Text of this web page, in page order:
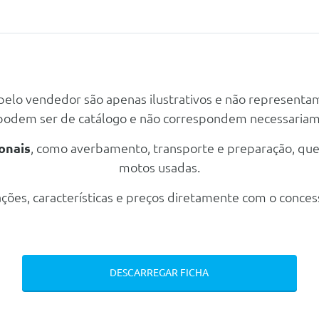
vendedor são apenas ilustrativos e não
ser de catálogo e não correspondem
, como averbamento, transporte e preparação,
motos usadas.
características e preços diretamente com o
DESCARREGAR FICHA